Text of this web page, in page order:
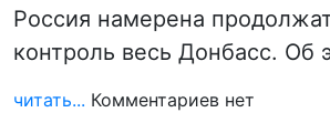
Россия намерена
контроль весь Донбасс. Об
читать... Комментариев нет